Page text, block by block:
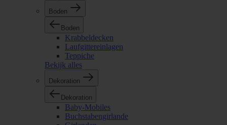
Boden
Boden
Krabbeldecken
Laufgittereinlagen
Teppiche
Bekijk alles
Dekoration
Dekoration
Baby-Mobiles
Buchstabengirlande